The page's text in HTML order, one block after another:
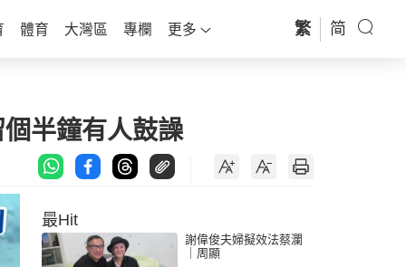
體育 大灣區 專欄 更多 繁 简
半鐘有人鼓譟
最Hit
謝偉俊夫婦擬效法蔡瀾
｜周顯